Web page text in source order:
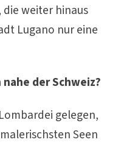
weiter hinaus
Lugano nur eine
der Schweiz?
gelegen,
Seen